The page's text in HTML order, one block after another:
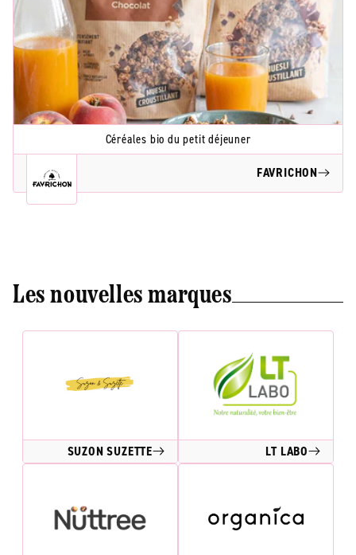
Céréales bio du petit déjeuner
FAVRICHON
Les nouvelles marques
SUZON SUZETTE LT LABO